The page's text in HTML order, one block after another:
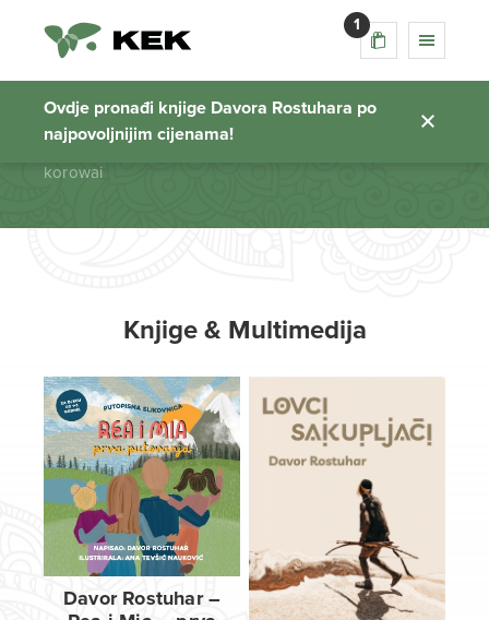
1
Ovdje pronađi knjige Davora Rostuhara po
najpovoljnijim cijenama!
korowai
Početna stranica
korowai
Knjige & Multimedija
Davor Rostuhar –